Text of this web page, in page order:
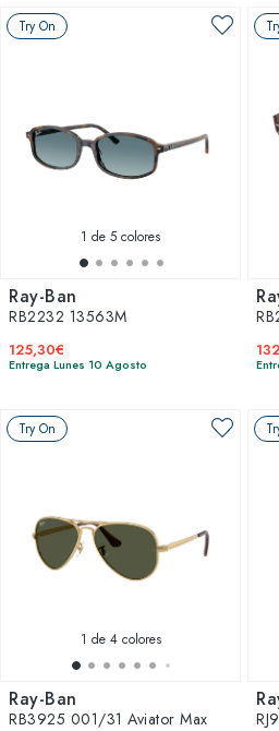
Try On
1 de 5 colores
Ray-Ban
RB2232 13563M
125,30€
Entrega Lunes 10 Agosto
Try On
1 de 4 colores
Ray-Ban
RB3925 001/31 Aviator Max